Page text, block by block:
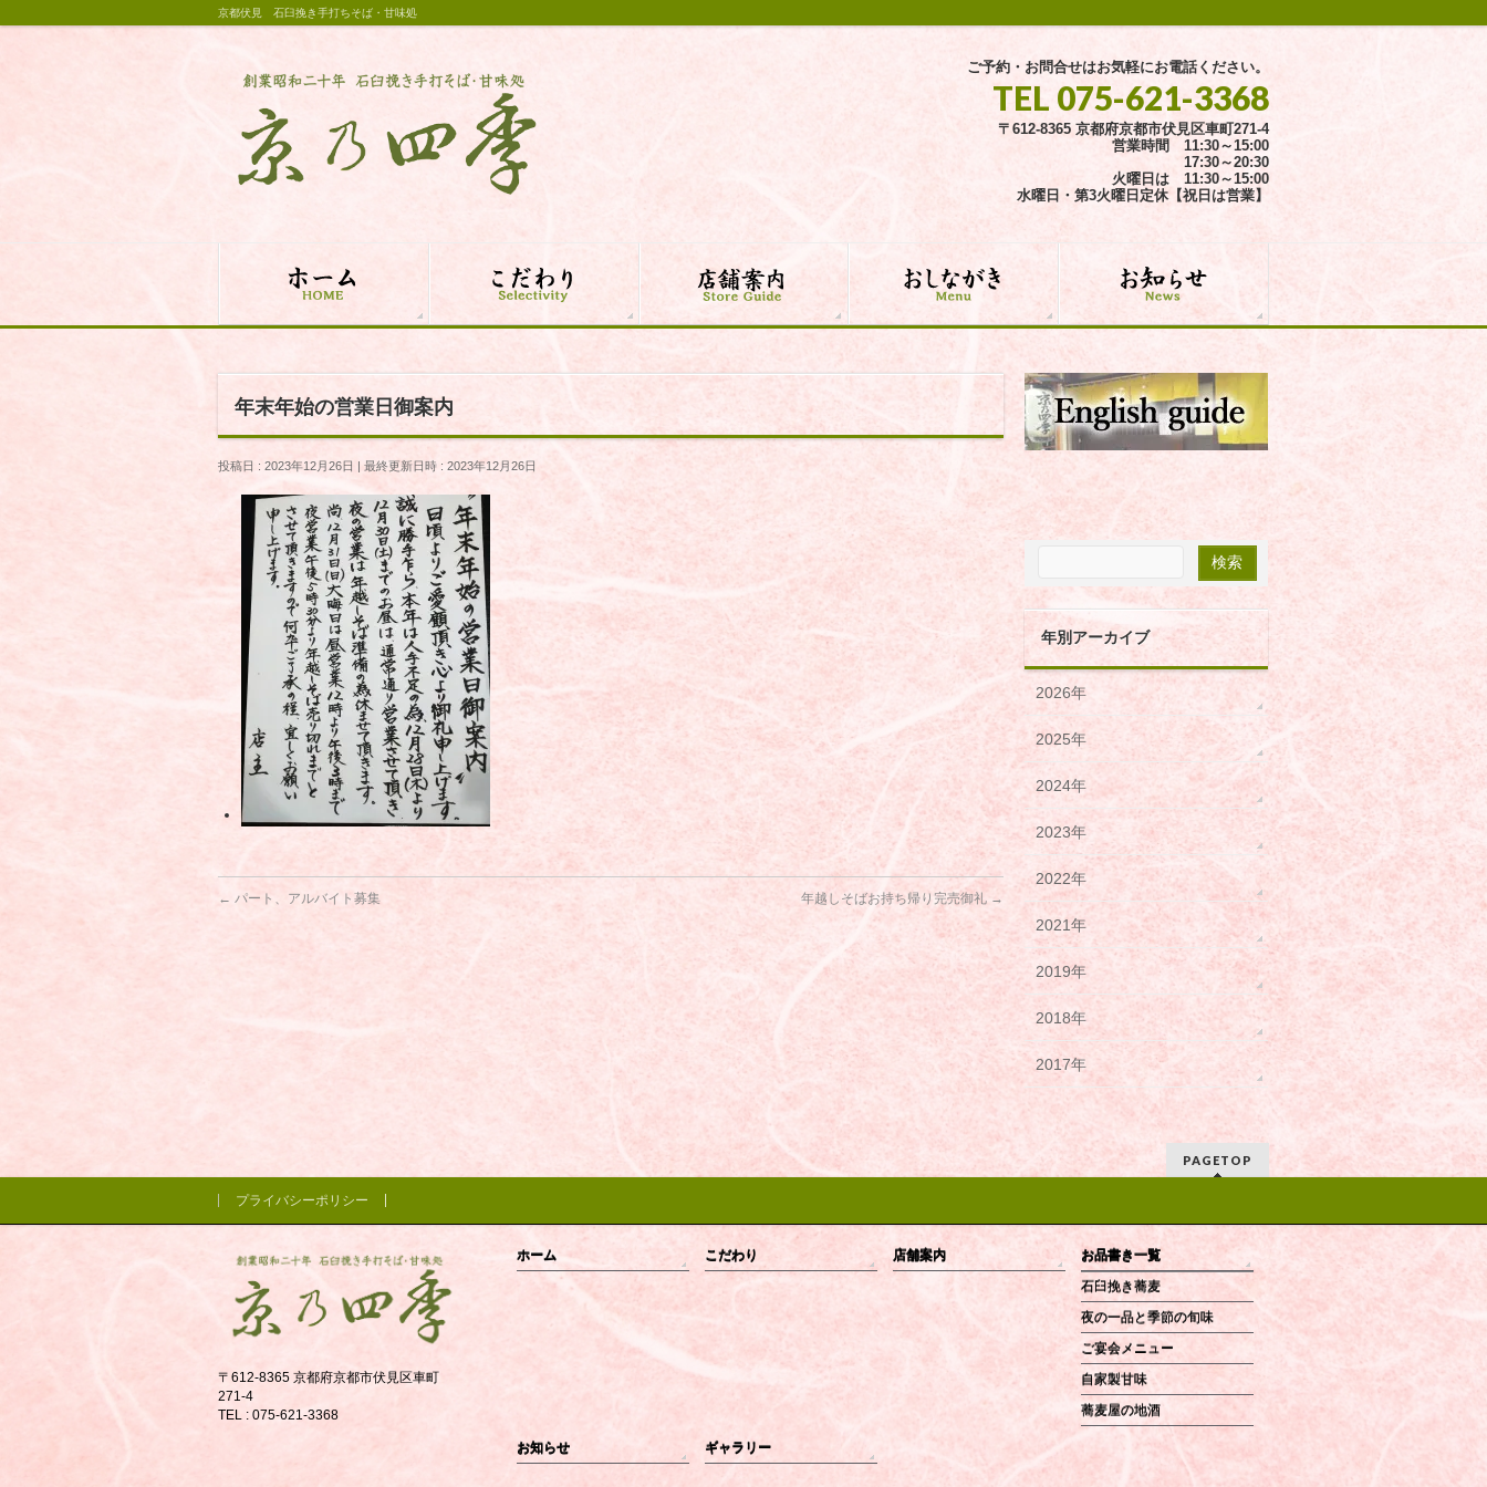
京都伏見 石臼挽き手打ちそば・甘味処
ご予約・お問合せはお気軽にお電話ください。
TEL 075-621-3368
〒612-8365 京都府京都市伏見区車町271-4
営業時間 11:30～15:00
17:30～20:30
火曜日は 11:30～15:00
水曜日・第3火曜日定休【祝日は営業】
年末年始の営業日御案内
投稿日 : 2023年12月26日 最終更新日時 : 2023年12月26日
← パート、アルバイト募集 年越しそばお持ち帰り完売御礼 →
年別アーカイブ
2026年
2025年
2024年
2023年
2022年
2021年
2019年
2018年
2017年
PAGETOP
プライバシーポリシー
〒612-8365 京都府京都市伏見区車町
271-4
TEL : 075-621-3368
ホーム こだわり 店舗案内
お品書き一覧
石臼挽き蕎麦
夜の一品と季節の旬味
ご宴会メニュー
自家製甘味
蕎麦屋の地酒
お知らせ ギャラリー